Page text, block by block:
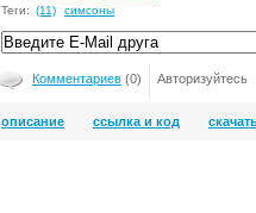
Теги: (11) симсоны
Комментариев (0) Авторизуйтесь
описание ссылка и код